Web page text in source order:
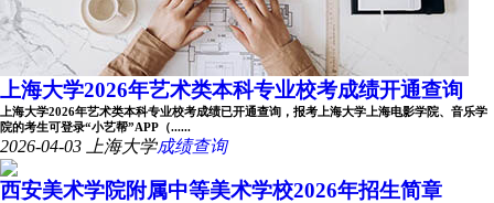
上海大学2026年艺术类本科专业校考成绩开通查询
上海大学2026年艺术类本科专业校考成绩已开通查询，报考上海大学上海电影学院、音乐学
院的考生可登录“小艺帮”APP（......
2026-04-03 上海大学成绩查询
西安美术学院附属中等美术学校2026年招生简章